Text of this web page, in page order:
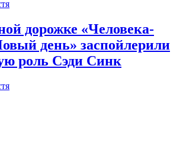
дорожке «Человека-
день» заспойлерили
роль Сэди Синк